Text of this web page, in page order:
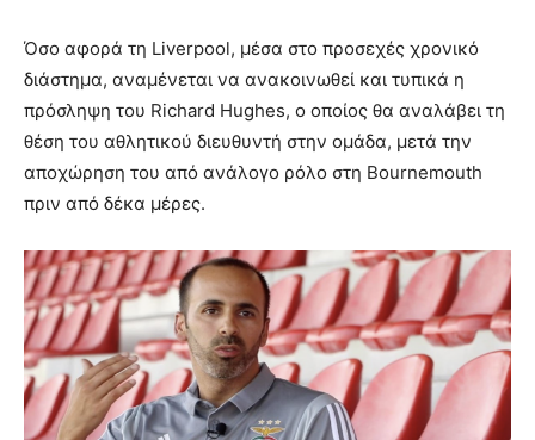
Όσο αφορά τη Liverpool, μέσα στο προσεχές χρονικό
διάστημα, αναμένεται να ανακοινωθεί και τυπικά η
πρόσληψη του Richard Hughes, ο οποίος θα αναλάβει τη
θέση του αθλητικού διευθυντή στην ομάδα, μετά την
αποχώρηση του από ανάλογο ρόλο στη Bournemouth
πριν από δέκα μέρες.